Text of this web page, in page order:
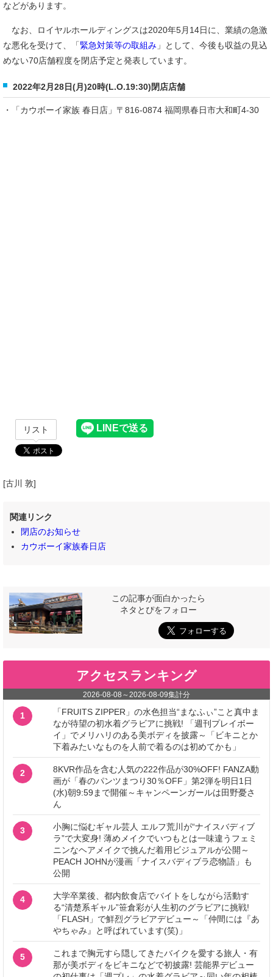
などがあります。
なお、ロイヤルホールディングスは2020年5月14日に、業績の急激
な悪化を受けて、「緊急対策等の取組み 」として、今後も収益の見込
めない70店舗程度を閉店予定と発表しています。
2022年2月28日(月)20時(L.O.19:30)閉店店舗
・「カウボーイ家族 春日店」〒816-0874 福岡県春日市大和町4-30
リスト
[古川 敦]
関連リンク
閉店のお知らせ
カウボーイ家族春日店
この記事が面白かったら
ネタとぴをフォロー
アクセスランキング
2026-08-08 ～2026-08-09集計分
1
「FRUITS ZIPPER」の水色担当“まなふぃ”こと真中ま
なが待望の初水着グラビアに挑戦! 「週刊プレイボー
イ」でメリハリのある美ボディを披露～「ビキニとか
下着みたいなものを人前で着るのは初めてかも」
2
8KVR作品を含む人気の222作品が30%OFF! FANZA動
画が「春のパンツまつり30％OFF」第2弾を明日1日
(水)朝9:59まで開催～キャンペーンガールは田野憂さ
ん
3
小胸に悩むギャル芸人 エルフ荒川が“ナイスバディブ
ラ”で大変身! 薄めメイクでいつもとは一味違うフェミ
ニンなヘアメイクで挑んだ着用ビジュアルが公開～
PEACH JOHNが漫画「ナイスバディブラ恋物語」も
公開
4
大学卒業後、都内飲食店でバイトをしながら活動す
る“清楚系ギャル”笹倉彩が人生初のグラビアに挑戦!
「FLASH」で鮮烈グラビアデビュー～「仲間には『あ
やちゃみ』と呼ばれています(笑)」
5
これまで胸元すら隠してきたバイクを愛する旅人・有
那が美ボディをビキニなどで初披露! 芸能界デビュー